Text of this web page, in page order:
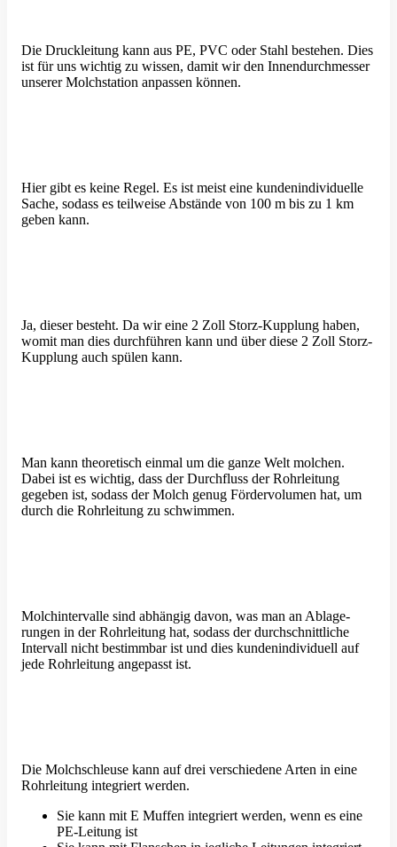
Die Druck­leitung kann aus PE, PVC oder Stahl bestehen. Dies
ist für uns wichtig zu wissen, damit wir den Innen­durch­messer
unserer Molch­station anpassen können.
Hier gibt es keine Regel. Es ist meist eine kunden­in­di­vi­duelle
Sache, sodass es teilweise Abstände von 100 m bis zu 1 km
geben kann.
Ja, dieser besteht. Da wir eine 2 Zoll Storz-Kupplung haben,
womit man dies durch­führen kann und über diese 2 Zoll Storz-
Kupplung auch spülen kann.
Man kann theore­tisch einmal um die ganze Welt molchen.
Dabei ist es wichtig, dass der Durch­fluss der Rohrleitung
gegeben ist, sodass der Molch genug Förder­vo­lumen hat, um
durch die Rohrleitung zu schwimmen.
Molch­in­ter­valle sind abhängig davon, was man an Ablage­
rungen in der Rohrleitung hat, sodass der durch­schnitt­liche
Intervall nicht bestimmbar ist und dies kunden­in­di­vi­duell auf
jede Rohrleitung angepasst ist.
Die Molch­schleuse kann auf drei verschiedene Arten in eine
Rohrleitung integriert werden.
Sie kann mit E Muffen integriert werden, wenn es eine
PE-Leitung ist